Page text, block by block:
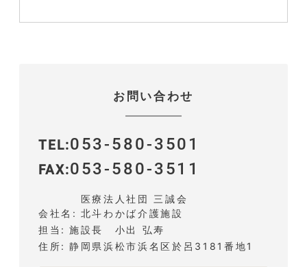
お問い合わせ
TEL 053-580-3501
FAX 053-580-3511
会社名
医療法人社団 三誠会
北斗わかば介護施設
担当
施設長 小出 弘寿
住所
静岡県浜松市浜名区於呂3181番地1